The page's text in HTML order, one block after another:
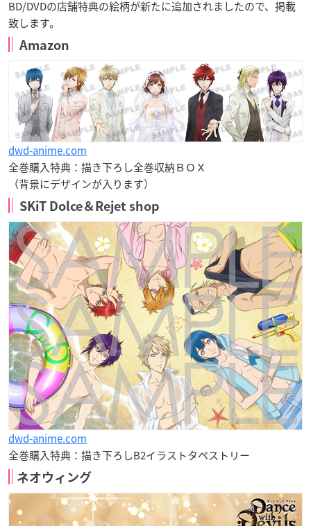
BD/DVDの店舗特典の絵柄が新たに追加されましたので、掲載
致します。
Amazon
dwd-anime.com
全巻購入特典：描き下ろし全巻収納ＢＯＸ
（背景にデザインが入ります）
SKiT Dolce＆Rejet shop
dwd-anime.com
全巻購入特典：描き下ろしB2イラストタペストリー
ネオウィング